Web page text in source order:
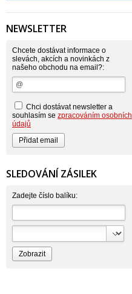
Alufix
Astonish
Atlantic
AutoMax Group
Axcentive
BaL
Bateria
Beauty Lille
Beiersdorf - Nivea
Bella
Benkor
BERGEN S. R. L.
Bettina Barty
Bio-repel
Bioclean
Biolit
BIOM s.r.o.
Bioprospect
Bispol
Blue Stratos
BlueSun
NEWSLETTER
Chcete dostávat informace o
slevách, akcích a novinkách z
našeho obchodu na email?:
Chci dostávat newsletter a
souhlasím se zpracováním osobních
údajů
SLEDOVÁNÍ ZÁSILEK
Zadejte číslo balíku: